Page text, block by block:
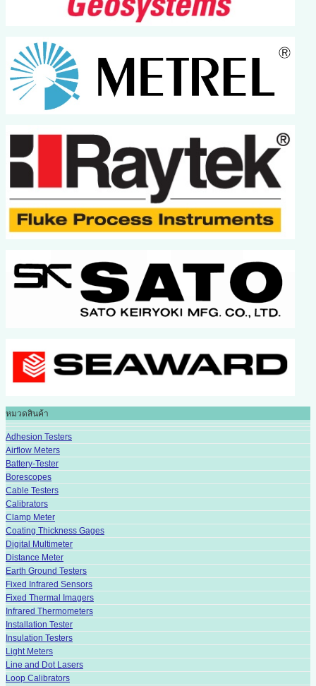
หมวดสินค้า
Adhesion Testers
Airflow Meters
Battery-Tester
Borescopes
Cable Testers
Calibrators
Clamp Meter
Coating Thickness Gages
Digital Multimeter
Distance Meter
Earth Ground Testers
Fixed Infrared Sensors
Fixed Thermal Imagers
Infrared Thermometers
Installation Tester
Insulation Testers
Light Meters
Line and Dot Lasers
Loop Calibrators